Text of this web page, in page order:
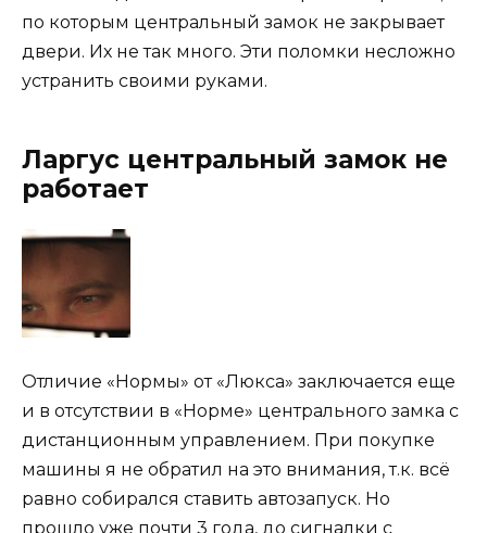
по которым центральный замок не закрывает
двери. Их не так много. Эти поломки несложно
устранить своими руками.
Ларгус центральный замок не
работает
Отличие «Нормы» от «Люкса» заключается еще
и в отсутствии в «Норме» центрального замка с
дистанционным управлением. При покупке
машины я не обратил на это внимания, т.к. всё
равно собирался ставить автозапуск. Но
прошло уже почти 3 года, до сигналки с